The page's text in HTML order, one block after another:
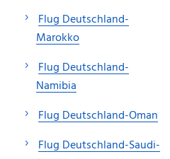
Flug Deutschland-
Marokko
Flug Deutschland-
Namibia
Flug Deutschland-Oman
Flug Deutschland-Saudi-